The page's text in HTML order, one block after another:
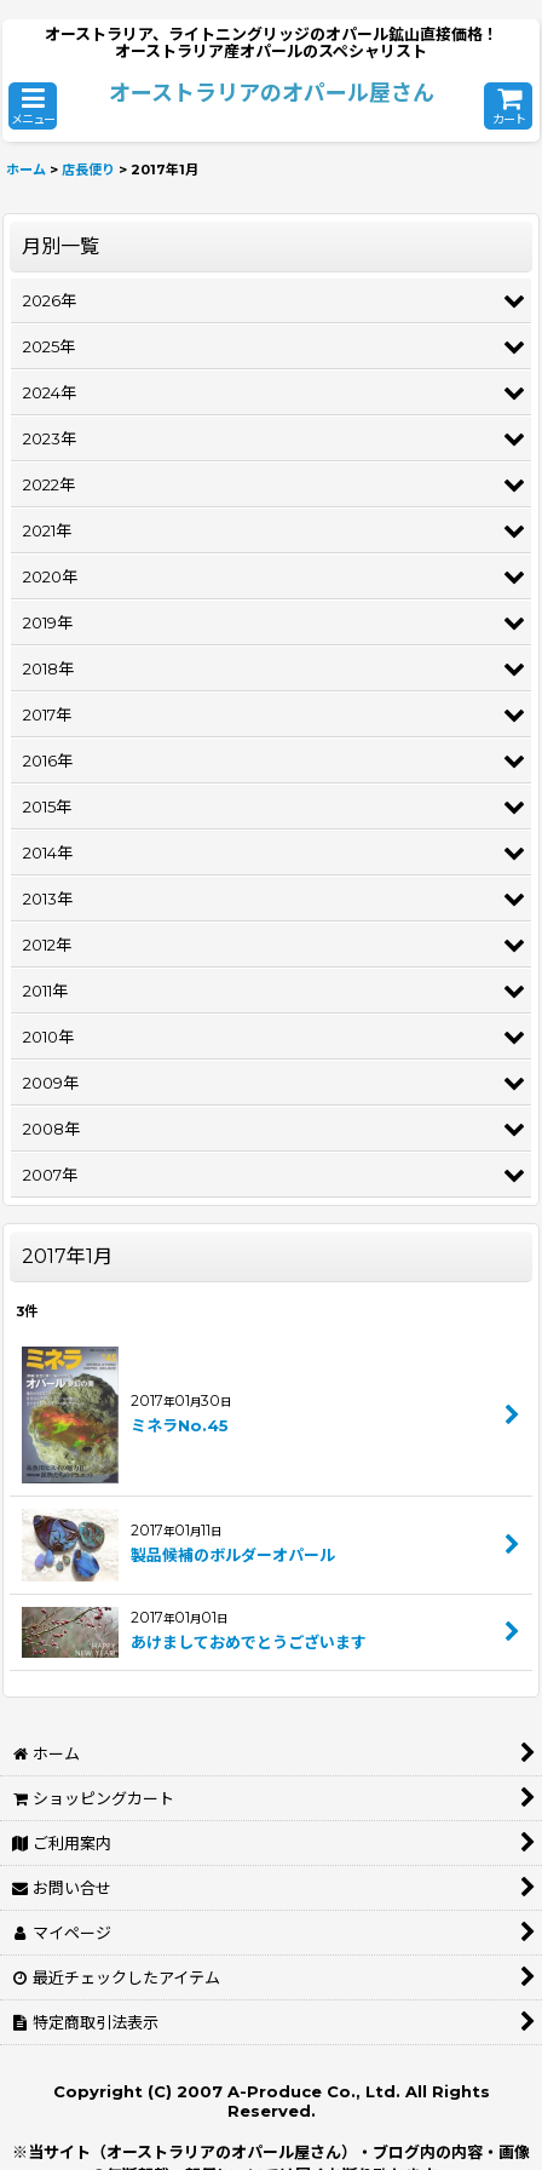
オーストラリア、ライトニングリッジのオパール鉱山直接価格！
オーストラリア産オパールのスペシャリスト
メニュー
オーストラリアのオパール屋さん
カート
ホーム > 店長便り > 2017年1月
2017年1月
3件
2017年01月30日
ミネラNo.45
2017年01月11日
製品候補のボルダーオパール
2017年01月01日
あけましておめでとうございます
月別一覧
2026年
2025年
2024年
2023年
2022年
2021年
2020年
2019年
2018年
2017年
2016年
2015年
2014年
2013年
2012年
2011年
2010年
2009年
2008年
2007年
ホーム
ショッピングカート
ご利用案内
お問い合せ
マイページ
最近チェックしたアイテム
特定商取引法表示
Copyright (C) 2007 A-Produce Co., Ltd. All Rights
Reserved.
※当サイト（オーストラリアのオパール屋さん）・ブログ内の内容・画像